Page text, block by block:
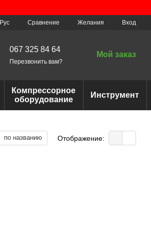
Рус Сравнение Желания Вход
067 325 84 64
Перезвонить вам?
Мой заказ
Компрессорное
оборудование
Инструмент
по названию Отображение: